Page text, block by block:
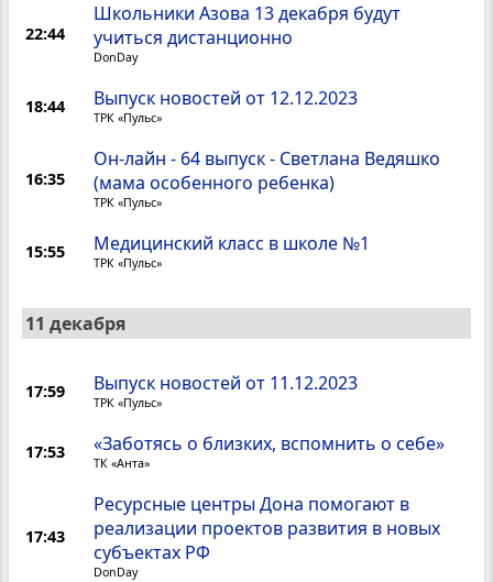
22:44
Школьники Азова 13 декабря будут
учиться дистанционно
DonDay
18:44 Выпуск новостей от 12.12.2023
ТРК «Пульс»
16:35
Он-лайн - 64 выпуск - Светлана Ведяшко
(мама особенного ребенка)
ТРК «Пульс»
15:55 Медицинский класс в школе №1
ТРК «Пульс»
11 декабря
17:59 Выпуск новостей от 11.12.2023
ТРК «Пульс»
17:53 «Заботясь о близких, вспомнить о себе»
ТК «Анта»
17:43
Ресурсные центры Дона помогают в
реализации проектов развития в новых
субъектах РФ
DonDay